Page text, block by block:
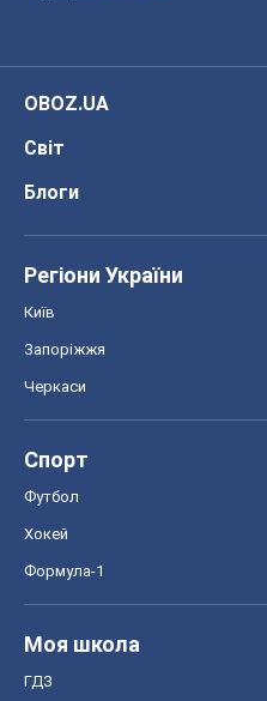
OBOZ.UA
Світ
Блоги
Регіони України
Київ
Запоріжжя
Черкаси
Спорт
Футбол
Хокей
Формула-1
Моя школа
ГДЗ